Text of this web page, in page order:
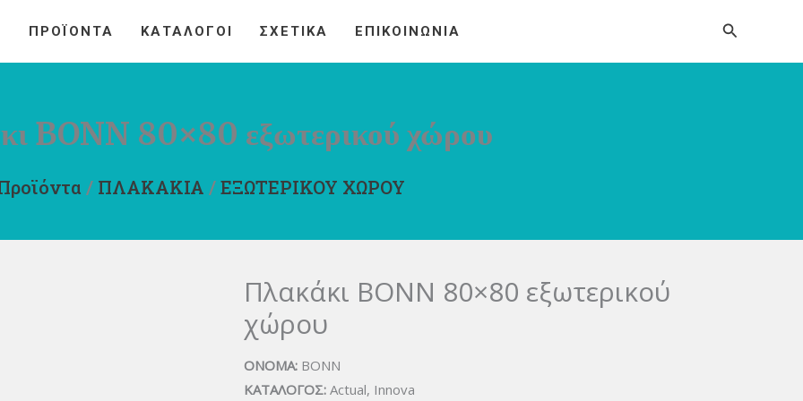
ΠΡΟΪΟΝΤΑ ΚΑΤΑΛΟΓΟΙ ΣΧΕΤΙΚΑ ΕΠΙΚΟΙΝΩΝΙΑ
BONN 80×80 εξωτερικού χώρου
/ ΠΛΑΚΑΚΙΑ /ΕΞΩΤΕΡΙΚΟΥ ΧΩΡΟΥ
Πλακάκι BONN 80×80 εξωτερικού
χώρου
ΟΝΟΜΑ: BONN
ΚΑΤΑΛΟΓΟΣ: Actual, Innova